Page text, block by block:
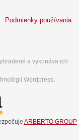
Podmienky používania
a vykonáva ich
Wordpress.
ARBERTO GROUP